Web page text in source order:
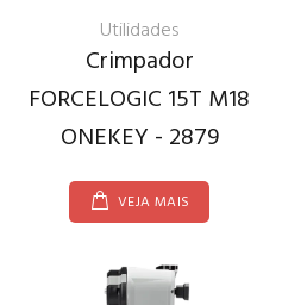
Utilidades
Crimpador
FORCELOGIC 15T M18
ONEKEY - 2879
VEJA MAIS